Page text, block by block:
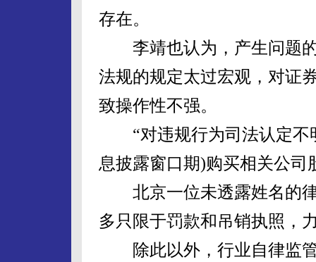
存在。
李靖也认为，产生问题的
法规的规定太过宏观，对证
致操作性不强。
“对违规行为司法认定不
息披露窗口期)购买相关公司
北京一位未透露姓名的律
多只限于罚款和吊销执照，
除此以外，行业自律监管